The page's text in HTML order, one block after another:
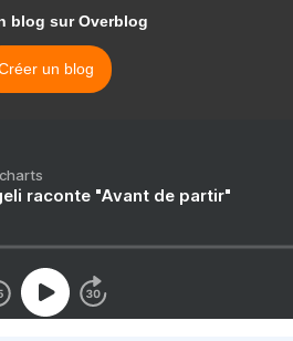
blog sur Overblog
un blog
raconte "Avant de partir"